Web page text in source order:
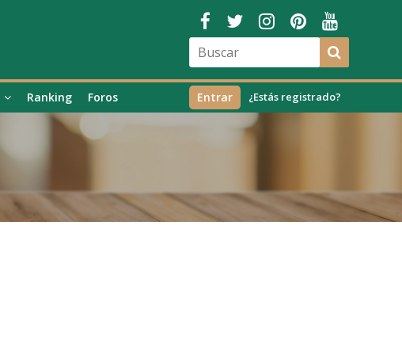
Ranking Foros ¿Estás registrado?
Entrar